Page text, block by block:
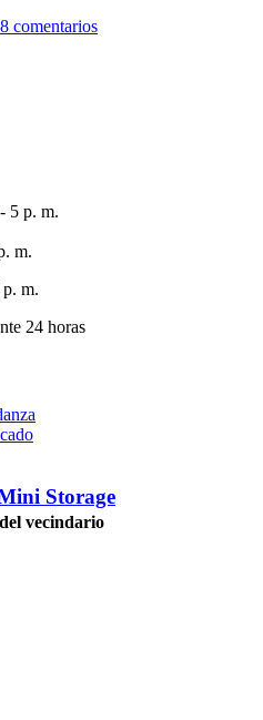
comentarios
5 p. m.
m.
m.
24 horas
Storage
vecindario